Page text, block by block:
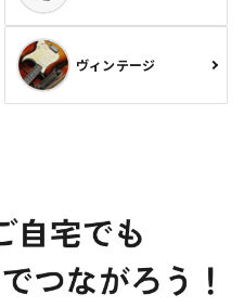
ヴィンテージ